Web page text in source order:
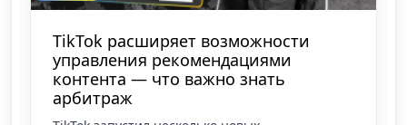
TikTok расширяет возможности
управления рекомендациями
контента — что важно знать
арбитраж